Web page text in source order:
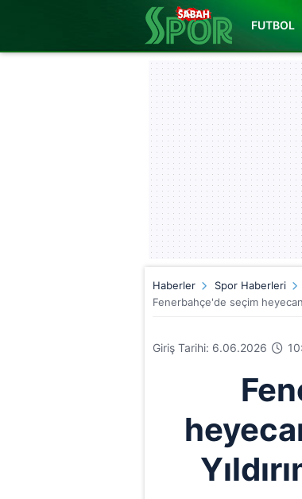
FUTBOL
Haberler Spor Haberleri
Fenerbahçe'de seçim
Giriş Tarihi: 6.06.2026